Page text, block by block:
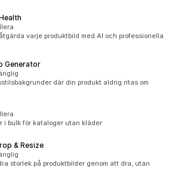
varje produktbild med AI och professionella
Generator
där din produkt aldrig ritas om
i bulk för kataloger utan kläder
& Resize
storlek på produktbilder genom att dra, utan